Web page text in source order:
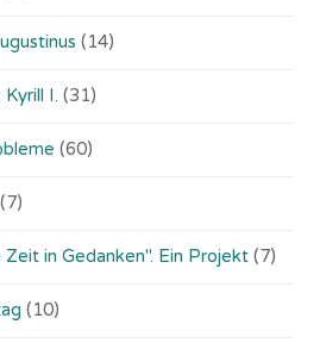
(14)
I. (31)
(60)
(7)
in Gedanken". Ein Projekt (7)
(10)